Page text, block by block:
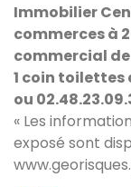
Immobilier
commerces à
commercial de
1 coin toilettes
ou
« Les
exposé sont